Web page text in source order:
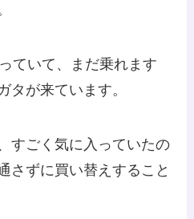
ていて、まだ乗れます
タが来ています。
すごく気に入っていたの
さずに買い替えすること